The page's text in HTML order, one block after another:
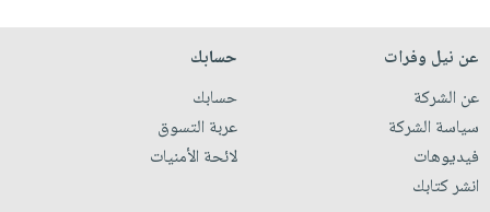
عن نيل وفرات
عن الشركة
سياسة الشركة
فيديوهات
انشر كتابك
حسابك
حسابك
عربة التسوق
لائحة الأمنيات